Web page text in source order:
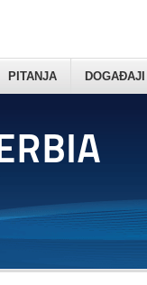
PITANJA DOGAĐAJI